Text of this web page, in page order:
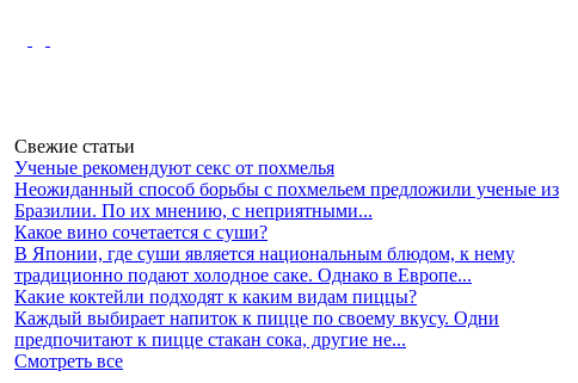
Свежие статьи
Ученые рекомендуют секс от похмелья
Неожиданный способ борьбы с похмельем предложили ученые из
Бразилии. По их мнению, с неприятными...
Какое вино сочетается с суши?
В Японии, где суши является национальным блюдом, к нему
традиционно подают холодное саке. Однако в Европе...
Какие коктейли подходят к каким видам пиццы?
Каждый выбирает напиток к пицце по своему вкусу. Одни
предпочитают к пицце стакан сока, другие не...
Смотреть все